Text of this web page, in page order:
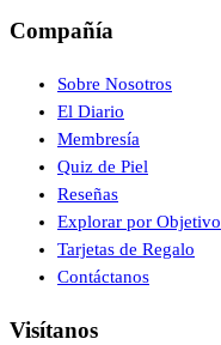
Compañía
Sobre Nosotros
El Diario
Membresía
Quiz de Piel
Reseñas
Explorar por Objetivo
Tarjetas de Regalo
Contáctanos
Visítanos